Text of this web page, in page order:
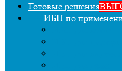
Готовые решения
ИБП по